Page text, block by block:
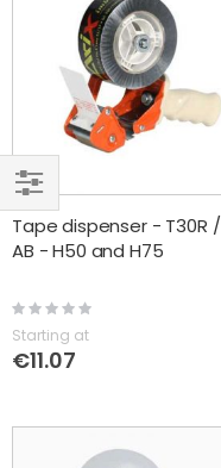
Tape dispenser - T30R /
AB - H50 and H75
Rating:
Starting at
€11.07
FILTER